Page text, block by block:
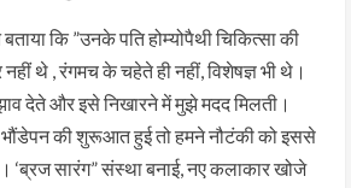
कि ”उनके पति होम्योपैथी चिकित्सा की
थे , रंगमच के चहेते ही नहीं, विशेषज्ञ भी थे।
देते और इसे निखारने में मुझे मदद मिलती।
की शुरूआत हुई तो हमने नौटंकी को इससे
सारंग” संस्था बनाई, नए कलाकार खोजे